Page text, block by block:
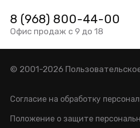
8 (968) 800-44-00
Офис продаж с 9 до 18
© 2001-2026
Согласие на обработку
Положение о защите